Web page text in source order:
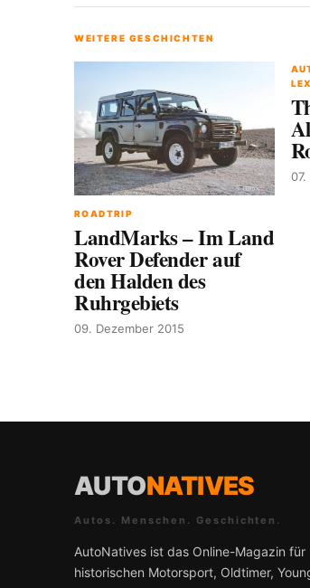
WEITERE GESCHICHTEN
ROADTRIP
LandMarks – Im Land
Rover Defender auf
den Halden des
Ruhrgebiets
09. Dezember 2015
AUTONATIVES
Autos. Menschen. Geschichten.
AutoNatives ist das Online-Magazin für
historischen Motorsport, Oldtimer,